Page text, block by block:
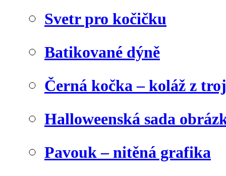
Svetr pro kočičku
Batikované dýně
Černá kočka – koláž z
Halloweenská sada
Pavouk – nitěná grafika